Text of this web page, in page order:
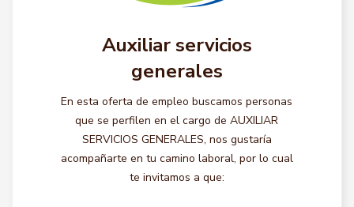
Auxiliar servicios
generales
En esta oferta de empleo buscamos personas
que se perfilen en el cargo de AUXILIAR
SERVICIOS GENERALES, nos gustaría
acompañarte en tu camino laboral, por lo cual
te invitamos a que: